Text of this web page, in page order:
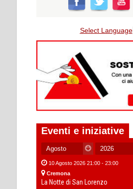
Select Language
Eventi e iniziative
10 Agosto 2026 21:00 - 23:00
Cremona
La Notte di San Lorenzo